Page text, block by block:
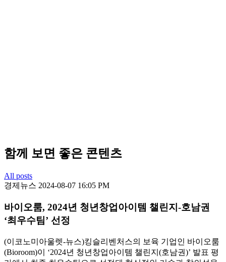
함께 보면 좋은 콘텐츠
All posts
경제뉴스 2024-08-07 16:05 PM
바이오룸, 2024년 청년창업아이템 챌린지-호남권
‘최우수팀’ 선정
(이코노미아울렛-뉴스)킹슬리벤처스의 보육 기업인 바이오룸
(Bioroom)이 ‘2024년 청년창업아이템 챌린지(호남권)’ 발표 평